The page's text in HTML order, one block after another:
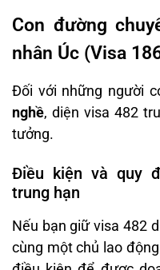
Con đường
nhân Úc (Visa
Đối với những người
nghề, diện visa 482
tưởng.
Điều kiện và quy
trung hạn
Nếu bạn giữ visa 482
cùng một chủ lao